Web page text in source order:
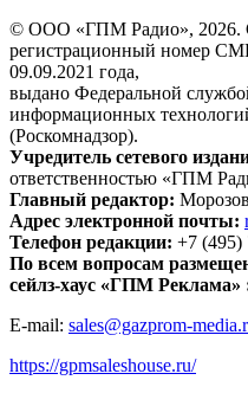
© ООО «ГПМ Радио», 2026.
регистрационный номер
09.09.2021 года,
выдано Федеральной
информационных
(Роскомнадзор).
Учредитель сетевого
ответственностью «ГПМ
Главный редактор:
Адрес электронной почты:
Телефон редакции: +7 (495)
По всем вопросам
сейлз-хаус «ГПМ Реклама»
E-mail: sales@gazprom-
https://gpmsaleshouse.ru/